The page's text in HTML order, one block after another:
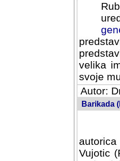
na
sa
Autor:
Barikada
Vujotic